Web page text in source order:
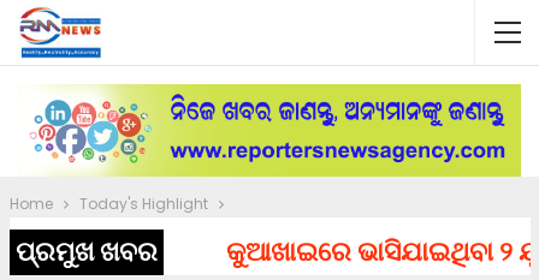
Home Today's Highlight
ପ୍ରମୁଖ ଖବର କୁଆଖାଇରେ ଭାସିଯାଇଥିବା ୨